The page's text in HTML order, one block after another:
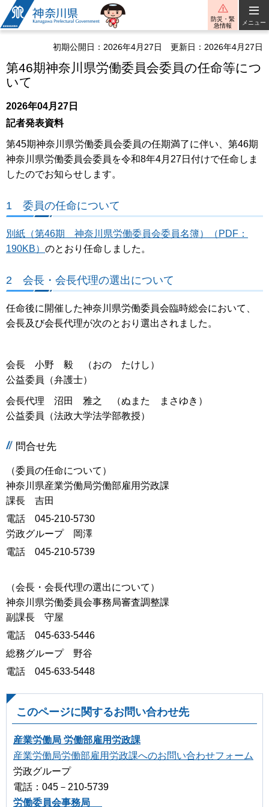
神奈川県
防災・緊
急情報
メニュー
初期公開日：2026年4月27日 更新日：2026年4月27日
第46期神奈川県労働委員会委員の任命等につ
いて
2026年04月27日
記者発表資料
第45期神奈川県労働委員会委員の任期満了に伴い、第46期
神奈川県労働委員会委員を令和8年4月27日付けで任命しま
したのでお知らせします。
1 委員の任命について
別紙（第46期 神奈川県労働委員会委員名簿）（PDF：
190KB） のとおり任命しました。
2 会長・会長代理の選出について
任命後に開催した神奈川県労働委員会臨時総会において、
会長及び会長代理が次のとおり選出されました。
会長 小野 毅 （おの たけし）
公益委員（弁護士）
会長代理 沼田 雅之 （ぬまた まさゆき）
公益委員（法政大学法学部教授）
問合せ先
（委員の任命について）
神奈川県産業労働局労働部雇用労政課
課長 吉田
電話 045-210-5730
労政グループ 岡澤
電話 045-210-5739
（会長・会長代理の選出について）
神奈川県労働委員会事務局審査調整課
副課長 守屋
電話 045-633-5446
総務グループ 野谷
電話 045-633-5448
このページに関するお問い合わせ先
産業労働局 労働部雇用労政課
産業労働局労働部雇用労政課へのお問い合わせフォーム
労政グループ
電話：045－210-5739
労働委員会事務局